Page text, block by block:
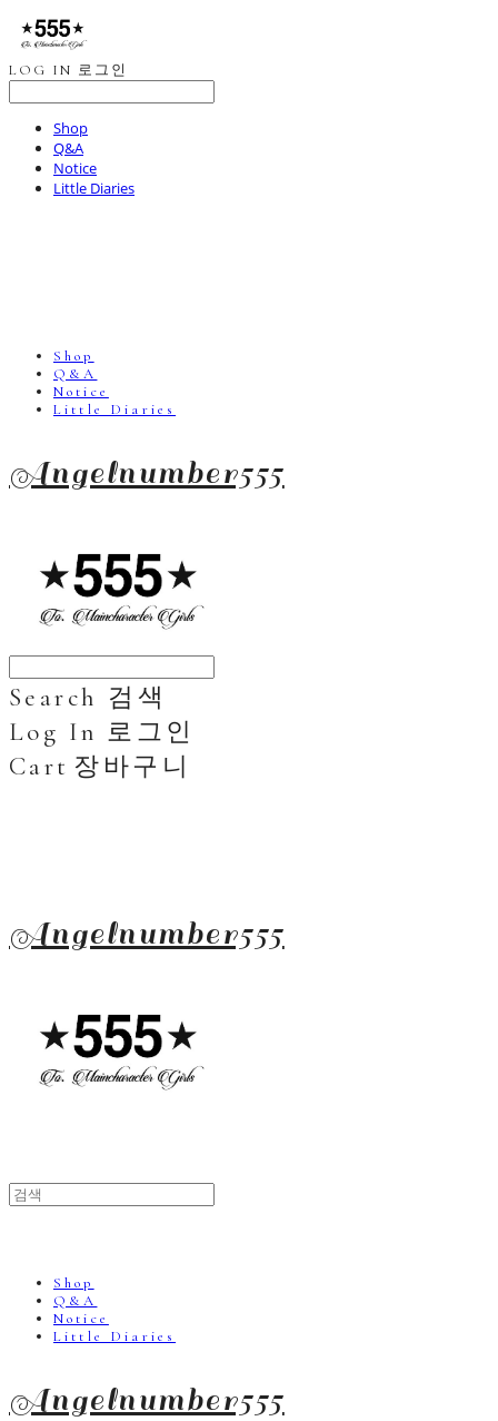
LOG IN 로그인
Shop
Q&A
Notice
Little Diaries
Shop
Q&A
Notice
Little Diaries
Angelnumber555
Search 검색
Log In 로그인
Cart 장바구니
Angelnumber555
Shop
Q&A
Notice
Little Diaries
Angelnumber555